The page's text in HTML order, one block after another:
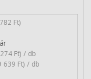
Ft)
Ft) / db
639 Ft) / db